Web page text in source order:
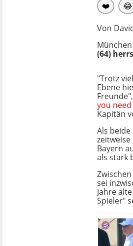
❤️ 😂
Von
(64)
"Trotz
Ebene
you
Kapitän
Als
Bayern
als stark
sei
Jahre
Spieler"